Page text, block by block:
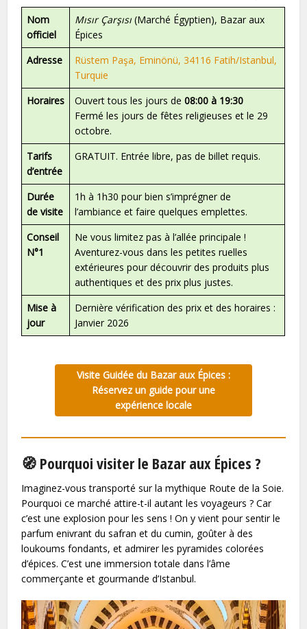
Nom
officiel
Mısır Çarşısı (Marché Égyptien), Bazar aux
Épices
Adresse
Rüstem Paşa, Eminönü, 34116 Fatih/Istanbul,
Turquie
Horaires
Ouvert tous les jours de08:00 à 19:30
Fermé les jours de fêtes religieuses et le 29
octobre.
Tarifs
d’entrée
GRATUIT. Entrée libre, pas de billet requis.
Durée
de visite
1h à 1h30 pour bien s’imprégner de
l’ambiance et faire quelques emplettes.
Conseil
N°1
Ne vous limitez pas à l’allée principale !
Aventurez-vous dans les petites ruelles
extérieures pour découvrir des produits plus
authentiques et des prix plus justes.
Mise à
jour
Dernière vérification des prix et des horaires :
Janvier 2026
Visite Guidée du Bazar aux Épices :
Réservez un guide pour une
expérience locale
🧭 Pourquoi visiter le Bazar aux Épices ?
Imaginez-vous transporté sur la mythique Route de la Soie.
Pourquoi ce marché attire-t-il autant les voyageurs ? Car
c’est une explosion pour les sens ! On y vient pour sentir le
parfum enivrant du safran et du cumin, goûter à des
loukoums fondants, et admirer les pyramides colorées
d’épices. C’est une immersion totale dans l’âme
commerçante et gourmande d’Istanbul.